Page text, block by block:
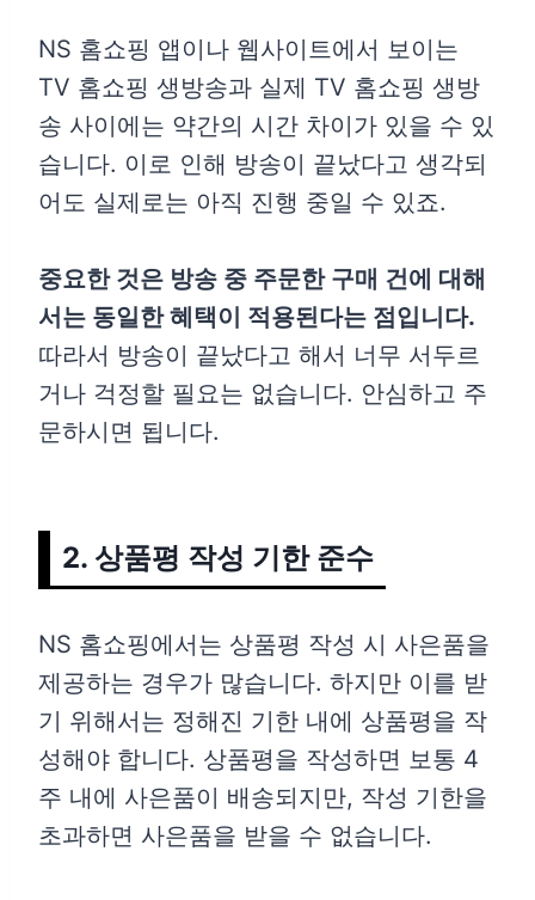
NS 홈쇼핑 앱이나 웹사이트에서 보이는
TV 홈쇼핑 생방송과 실제 TV 홈쇼핑 생방
송 사이에는 약간의 시간 차이가 있을 수 있
습니다. 이로 인해 방송이 끝났다고 생각되
어도 실제로는 아직 진행 중일 수 있죠.
중요한 것은 방송 중 주문한 구매 건에 대해
서는 동일한 혜택이 적용된다는 점입니다.
따라서 방송이 끝났다고 해서 너무 서두르
거나 걱정할 필요는 없습니다. 안심하고 주
문하시면 됩니다.
2. 상품평 작성 기한 준수
NS 홈쇼핑에서는 상품평 작성 시 사은품을
제공하는 경우가 많습니다. 하지만 이를 받
기 위해서는 정해진 기한 내에 상품평을 작
성해야 합니다. 상품평을 작성하면 보통 4
주 내에 사은품이 배송되지만, 작성 기한을
초과하면 사은품을 받을 수 없습니다.